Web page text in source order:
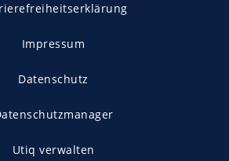
Impressum
Datenschutz
Utiq verwalten